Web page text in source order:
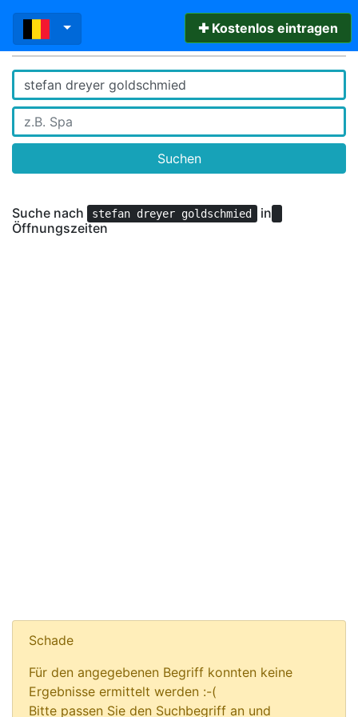
✚ Kostenlos eintragen
Suchen
Suche nach stefan dreyer goldschmied
in
Öffnungszeiten
Schade
Für den angegebenen Begriff konnten keine
Ergebnisse ermittelt werden :-(
Bitte passen Sie den Suchbegriff an und